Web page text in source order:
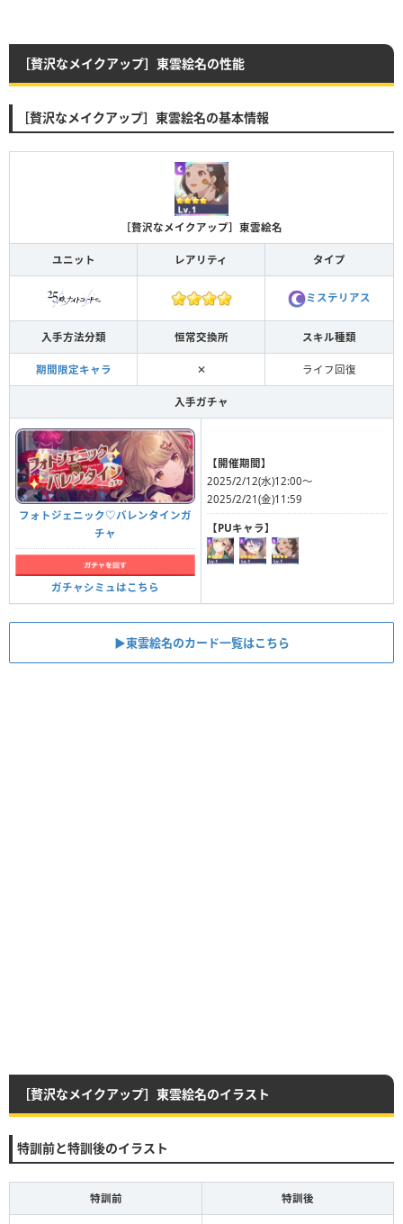
［贅沢なメイクアップ］東雲絵名の性能
［贅沢なメイクアップ］東雲絵名の基本情報
［贅沢なメイクアップ］東雲絵名
ユニット レアリティ タイプ
ミステリアス
入手方法分類 恒常交換所 スキル種類
期間限定キャラ ✕ ライフ回復
入手ガチャ
フォトジェニック♡バレンタインガ
チャ
ガチャシミュはこちら
【開催期間】
2025/2/12(水)12:00〜
2025/2/21(金)11:59
【PUキャラ】
▶︎東雲絵名のカード一覧はこちら
［贅沢なメイクアップ］東雲絵名のイラスト
特訓前と特訓後のイラスト
特訓前 特訓後